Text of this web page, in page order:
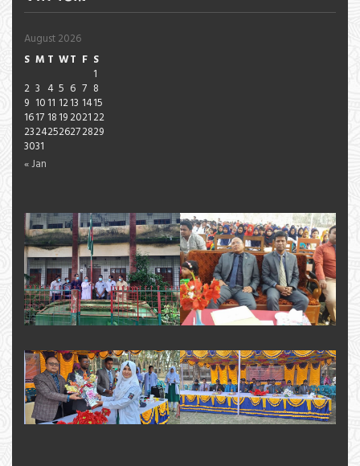
August 2026
S M T WT F S
1
2 3 4 5 6 7 8
9 1011 1213 1415
1617 1819202122
23242526272829
3031
« Jan